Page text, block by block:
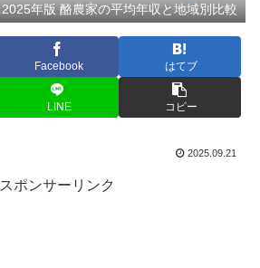
2025年版 酪農家の平均年収と地域別比較
Facebook はてブ
LINE コピー
2025.09.21
スポンサーリンク